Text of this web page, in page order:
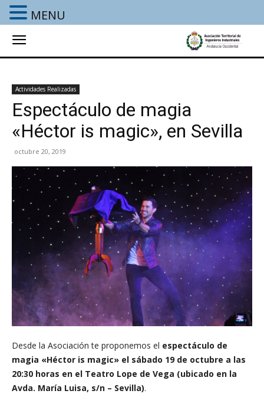
Actividades Realizadas
Espectáculo de magia
«Héctor is magic», en Sevilla
octubre 20, 2019
Desde la Asociación te proponemos el espectáculo de
magia «Héctor is magic» el sábado 19 de octubre a las
20:30 horas en el Teatro Lope de Vega (ubicado en la
Avda. María Luisa, s/n – Sevilla).
MENU